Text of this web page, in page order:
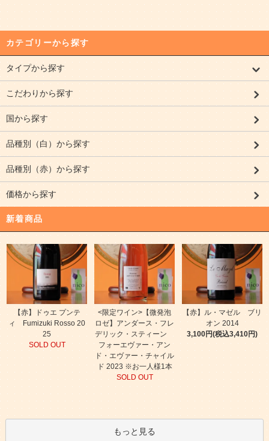
カテゴリーから探す
タイプから探す
こだわりから探す
国から探す
品種別（白）から探す
品種別（赤）から探す
価格から探す
新着商品
【赤】ドゥエ プンテ
ィ Fumizuki Rosso 20
25
SOLD OUT
<限定ワイン>【微発泡
ロゼ】アンダース・フレ
デリック・スティーン
フォーエヴァー・アン
ド・エヴァー・チャイル
ド 2023 ※お一人様1本
SOLD OUT
【赤】ル・マゼル ブリ
オン 2014
3,100円(税込3,410円)
もっと見る